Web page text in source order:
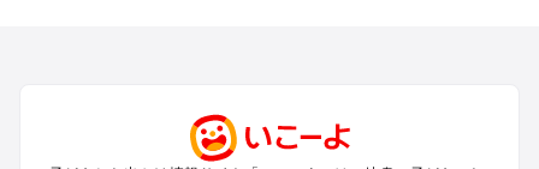
高山・下呂・飛騨・奥飛騨周辺のプールお出かけ
郡上・美濃・関のプールお出かけ